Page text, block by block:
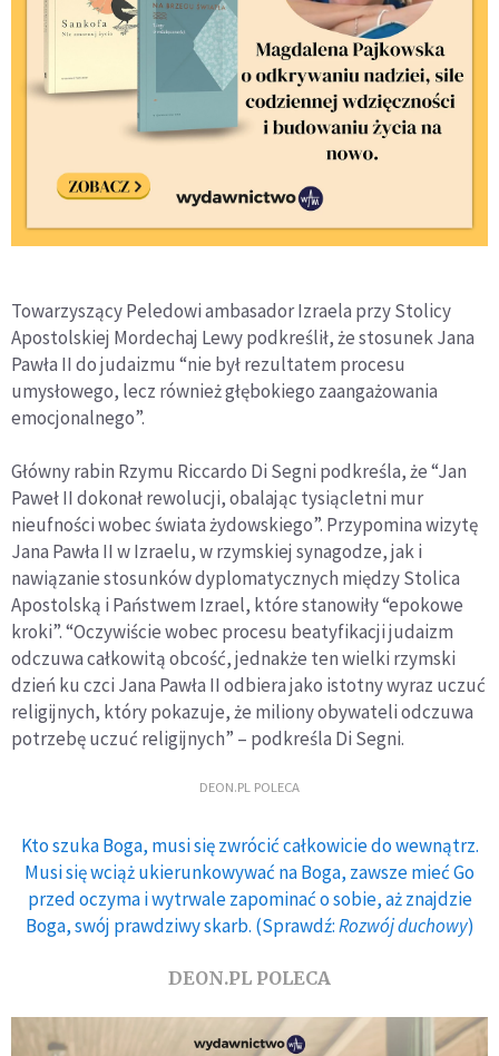
Towarzyszący Peledowi ambasador Izraela przy Stolicy
Apostolskiej Mordechaj Lewy podkreślił, że stosunek Jana
Pawła II do judaizmu “nie był rezultatem procesu
umysłowego, lecz również głębokiego zaangażowania
emocjonalnego”.
Główny rabin Rzymu Riccardo Di Segni podkreśla, że “Jan
Paweł II dokonał rewolucji, obalając tysiącletni mur
nieufności wobec świata żydowskiego”. Przypomina wizytę
Jana Pawła II w Izraelu, w rzymskiej synagodze, jak i
nawiązanie stosunków dyplomatycznych między Stolica
Apostolską i Państwem Izrael, które stanowiły “epokowe
kroki”. “Oczywiście wobec procesu beatyfikacji judaizm
odczuwa całkowitą obcość, jednakże ten wielki rzymski
dzień ku czci Jana Pawła II odbiera jako istotny wyraz uczuć
religijnych, który pokazuje, że miliony obywateli odczuwa
potrzebę uczuć religijnych” – podkreśla Di Segni.
DEON.PL POLECA
Kto szuka Boga, musi się zwrócić całkowicie do wewnątrz.
Musi się wciąż ukierunkowywać na Boga, zawsze mieć Go
przed oczyma i wytrwale zapominać o sobie, aż znajdzie
Boga, swój prawdziwy skarb. (Sprawdź:Rozwój duchowy)
DEON.PL POLECA